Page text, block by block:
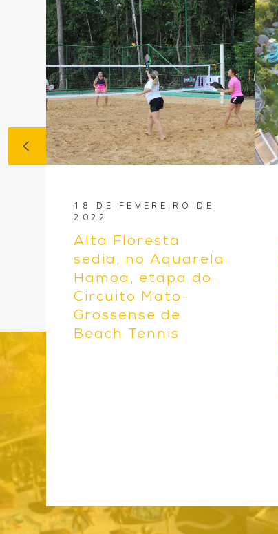
CNPJ: 04.536.786/0001-17
Sinop/MT - 78.555-453
66 3531 9505
Fale pelo WhastApp
556692085083
18 DE FEVEREIRO DE
2022
Alta Floresta
sedia, no Aquarela
Hamoa, etapa do
Circuito Mato-
Grossense de
Beach Tennis